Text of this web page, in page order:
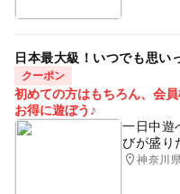
日本最大級！いつでも思い
クーポン
初めての方はもちろん、会
お得に遊ぼう♪
一日中遊
びが盛り
神奈川